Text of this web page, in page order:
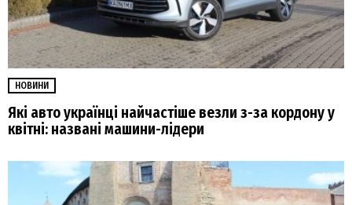
НОВИНИ
Які авто українці найчастіше везли з-за кордону у
квітні: названі машини-лідери